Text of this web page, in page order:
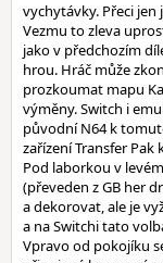
vychytávky. Přeci
Vezmu to zleva
jako v předchozím
hrou. Hráč může
prozkoumat mapu
výměny. Switch i
původní N64 k
zařízení Transfer Pak
Pod laborkou v
(převeden z GB her
a dekorovat, ale je
a na Switchi tato
Vpravo od pokojíku